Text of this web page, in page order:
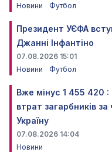
Новини
Футбол
Президент УЄФА
Джанні Інфантіно
07.08.2026 15:01
Новини
Футбол
Вже мінус 1 455 420 :
втрат загарбників
Україну
07.08.2026 14:04
Новини